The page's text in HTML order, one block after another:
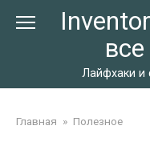
Лайфхаки
Главная » Полезное